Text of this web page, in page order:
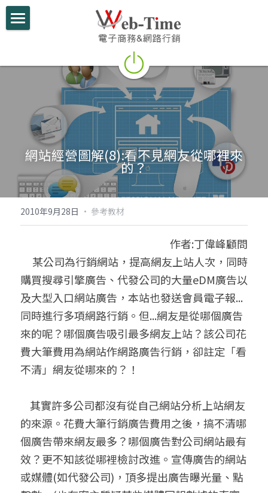
電商學堂
跨境電商
跨境行銷
微信行銷
網路開店
電商部落格
跨境電商實績
聯絡我們
搜索
網站經營圖解(8):看不見網友從哪裡來
的？
2010年9月28日 · 參考教材
作者:丁偉峰顧問
購買搜尋引擎廣告、代發公司的大量eDM廣告以
及大型入口網站廣告，本站也發送會員電子報...
同時進行多項網路行銷。但...網友是從哪個廣告
來的呢？哪個廣告吸引最多網友上站？該公司花
費大筆費用為網站作網路廣告行銷，卻註定「看
不清」網友從哪來的？！
的來源。花費大筆行銷廣告費用之後，搞不清哪
個廣告帶來網友最多？哪個廣告對公司網站最有
效？更不知該從哪裡檢討改進。宣傳廣告的網站
或媒體(如代發公司)，頂多提出廣告曝光量、點